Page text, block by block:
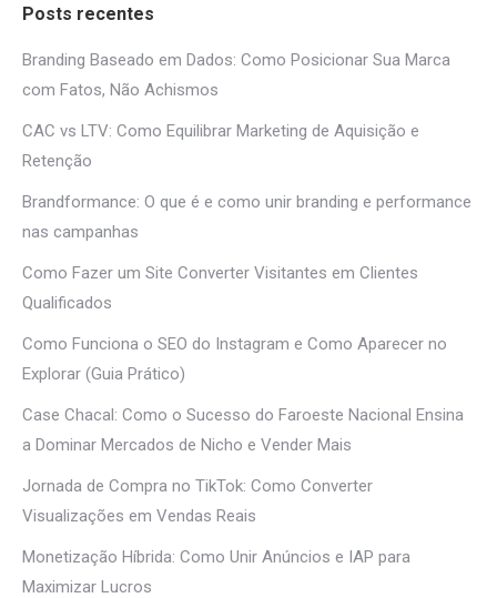
Posts recentes
Branding Baseado em Dados: Como Posicionar Sua Marca
com Fatos, Não Achismos
CAC vs LTV: Como Equilibrar Marketing de Aquisição e
Retenção
Brandformance: O que é e como unir branding e performance
nas campanhas
Como Fazer um Site Converter Visitantes em Clientes
Qualificados
Como Funciona o SEO do Instagram e Como Aparecer no
Explorar (Guia Prático)
Case Chacal: Como o Sucesso do Faroeste Nacional Ensina
a Dominar Mercados de Nicho e Vender Mais
Jornada de Compra no TikTok: Como Converter
Visualizações em Vendas Reais
Monetização Híbrida: Como Unir Anúncios e IAP para
Maximizar Lucros